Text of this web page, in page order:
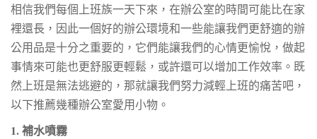
相信我們每個上班族一天下來，在辦公室的時間可能比在家
裡還長，因此一個好的辦公環境和一些能讓我們更舒適的辦
公用品是十分之重要的，它們能讓我們的心情更愉悅，做起
事情來可能也更舒服更輕鬆，或許還可以增加工作效率。既
然上班是無法逃避的，那就讓我們努力減輕上班的痛苦吧，
以下推薦幾種辦公室愛用小物。
1. 補水噴霧